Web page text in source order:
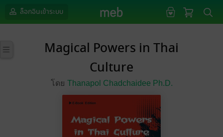
ล็อกอินเข้าระบบ
Magical Powers in Thai
Culture
โดย Thanapol Chadchaidee Ph.D.